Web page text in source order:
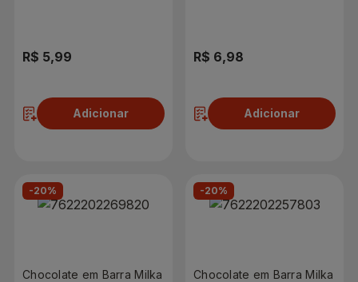
R$ 5,99
Adicionar
R$ 6,98
Adicionar
-20%
Chocolate em Barra Milka
-20%
Chocolate em Barra Milka